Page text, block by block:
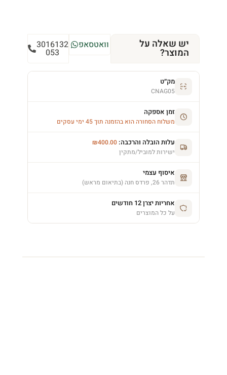
יש שאלה על
המוצר?
וואטסאפ 3016132
053
מק״ט
CNAG05
זמן אספקה
משלוח הסחורה הוא בהזמנה תוך 45 ימי עסקים
עלות הובלה והרכבה: ₪400.00
ישירות למוביל/מתקין
איסוף עצמי
תדהר 26, פרדס חנה (בתיאום מראש)
אחריות יצרן 12 חודשים
על כל המוצרים